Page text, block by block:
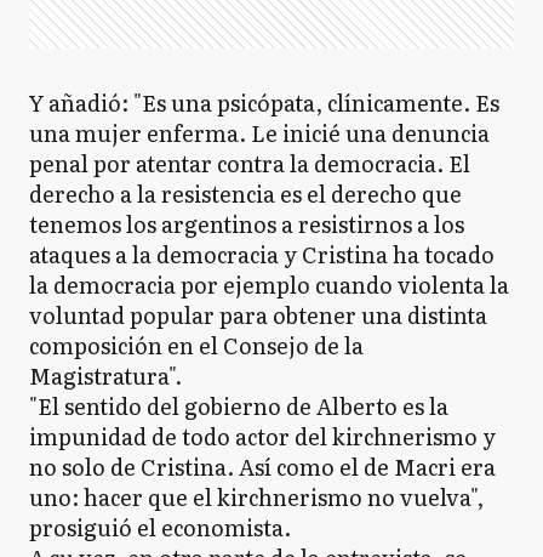
Y añadió: "Es una psicópata, clínicamente. Es
una mujer enferma. Le inicié una denuncia
penal por atentar contra la democracia. El
derecho a la resistencia es el derecho que
tenemos los argentinos a resistirnos a los
ataques a la democracia y Cristina ha tocado
la democracia por ejemplo cuando violenta la
voluntad popular para obtener una distinta
composición en el Consejo de la
Magistratura".
"El sentido del gobierno de Alberto es la
impunidad de todo actor del kirchnerismo y
no solo de Cristina. Así como el de Macri era
uno: hacer que el kirchnerismo no vuelva",
prosiguió el economista.